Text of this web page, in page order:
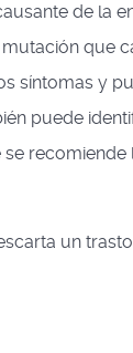
de la
que
síntomas y
puede
un